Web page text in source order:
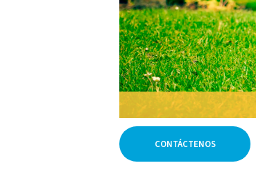
CONTÁCTENOS